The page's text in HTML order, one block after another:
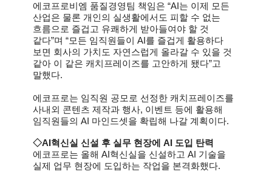
에코프로비엠 품질경영팀 책임은 “AI는 이제 모든
산업은 물론 개인의 실생활에서도 피할 수 없는
흐름으로 즐겁고 유쾌하게 받아들여야 할 것
같다”며 “모든 임직원들이 AI를 즐겁게 활용하다
보면 회사의 가치도 자연스럽게 올라갈 수 있을 것
같아 이 같은 캐치프레이즈를 고안하게 됐다”고
말했다.
에코프로는 임직원 공모로 선정한 캐치프레이즈를
사내외 콘텐츠 제작과 행사, 이벤트 등에 활용해
임직원들의 AI 마인드셋을 확립해 나갈 계획이다.
◇AI혁신실 신설 후 실무 현장에 AI 도입 탄력
에코프로는 올해 AI혁신실을 신설하고 AI 기술을
실제 업무 현장에 도입하는 작업을 본격화했다.